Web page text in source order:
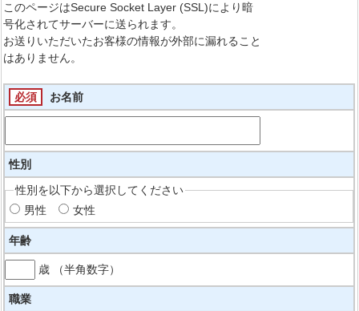
このページはSecure Socket Layer (SSL)により暗
号化されてサーバーに送られます。
お送りいただいたお客様の情報が外部に漏れること
はありません。
必須 お名前
性別
性別を以下から選択してください
男性
女性
年齢
歳 （半角数字）
職業